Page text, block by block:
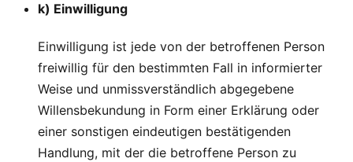
k) Einwilligung
Einwilligung ist jede von der betroffenen Person
freiwillig für den bestimmten Fall in informierter
Weise und unmissverständlich abgegebene
Willensbekundung in Form einer Erklärung oder
einer sonstigen eindeutigen bestätigenden
Handlung, mit der die betroffene Person zu